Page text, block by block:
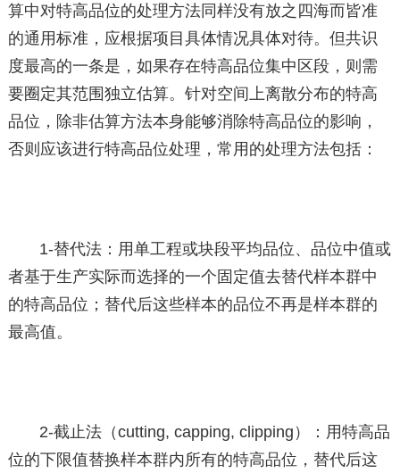
算中对特高品位的处理方法同样没有放之四海而皆准
的通用标准，应根据项目具体情况具体对待。但共识
度最高的一条是，如果存在特高品位集中区段，则需
要圈定其范围独立估算。针对空间上离散分布的特高
品位，除非估算方法本身能够消除特高品位的影响，
否则应该进行特高品位处理，常用的处理方法包括：
1-替代法：用单工程或块段平均品位、品位中值或
者基于生产实际而选择的一个固定值去替代样本群中
的特高品位；替代后这些样本的品位不再是样本群的
最高值。
2-截止法（cutting, capping, clipping）：用特高品
位的下限值替换样本群内所有的特高品位，替代后这